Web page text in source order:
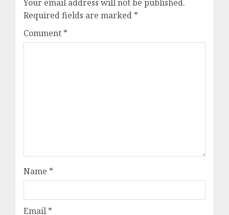
Your email address will not be published.
Required fields are marked *
Comment *
Name *
Email *